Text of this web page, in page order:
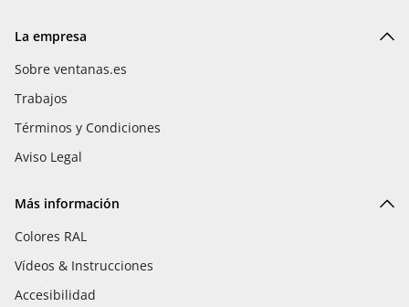
La empresa
Sobre ventanas.es
Trabajos
Términos y Condiciones
Aviso Legal
Más información
Colores RAL
Vídeos & Instrucciones
Accesibilidad